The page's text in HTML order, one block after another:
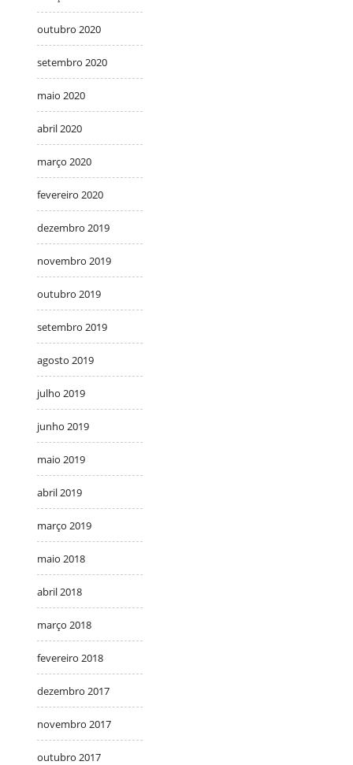
outubro 2020
setembro 2020
maio 2020
abril 2020
março 2020
fevereiro 2020
dezembro 2019
novembro 2019
outubro 2019
setembro 2019
agosto 2019
julho 2019
junho 2019
maio 2019
abril 2019
março 2019
maio 2018
abril 2018
março 2018
fevereiro 2018
dezembro 2017
novembro 2017
outubro 2017